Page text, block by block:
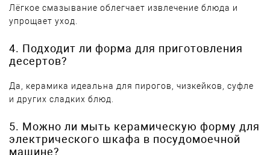
Лёгкое смазывание облегчает извлечение блюда и
упрощает уход.
4. Подходит ли форма для приготовления
десертов?
Да, керамика идеальна для пирогов, чизкейков, суфле
и других сладких блюд.
5. Можно ли мыть керамическую форму для
электрического шкафа в посудомоечной
машине?